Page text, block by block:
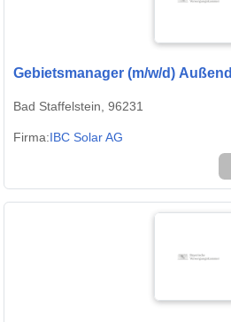
Gebietsmanager (m/w/d)
Bad Staffelstein, 96231
Firma:IBC Solar AG